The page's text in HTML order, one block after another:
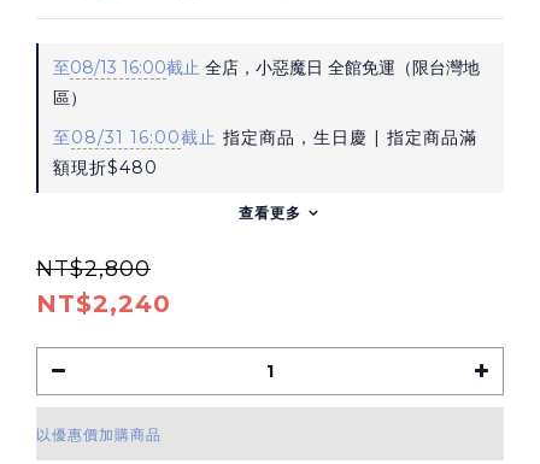
至08/13 16:00截止 全店，小惡魔日 全館免運（限台灣地
區）
至08/31 16:00截止 指定商品，生日慶 | 指定商品滿
額現折$480
查看更多
NT$2,240
NT$2,800
以優惠價加購商品